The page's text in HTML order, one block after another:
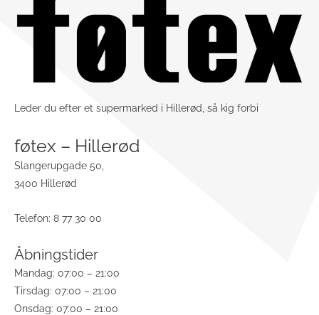
Leder du efter et supermarked i Hillerød, så kig forbi
føtex – Hillerød
Slangerupgade 50,
3400 Hillerød
Telefon: 8 77 30 00
Åbningstider
Mandag: 07:00 – 21:00
Tirsdag: 07:00 – 21:00
Onsdag: 07:00 – 21:00